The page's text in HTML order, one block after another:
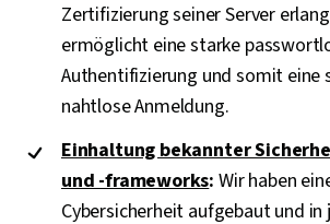
Zertifizierung seiner Server
ermöglicht eine starke
Authentifizierung und somit eine
nahtlose Anmeldung.
Einhaltung bekannter
und -frameworks: Wir haben
Cybersicherheit aufgebaut und in